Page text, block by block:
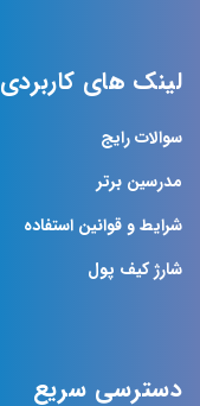
لینک های کاربردی
سوالات رایج
مدرسین برتر
شرایط و قوانین استفاده
شارژ کیف پول
دسترسی سریع